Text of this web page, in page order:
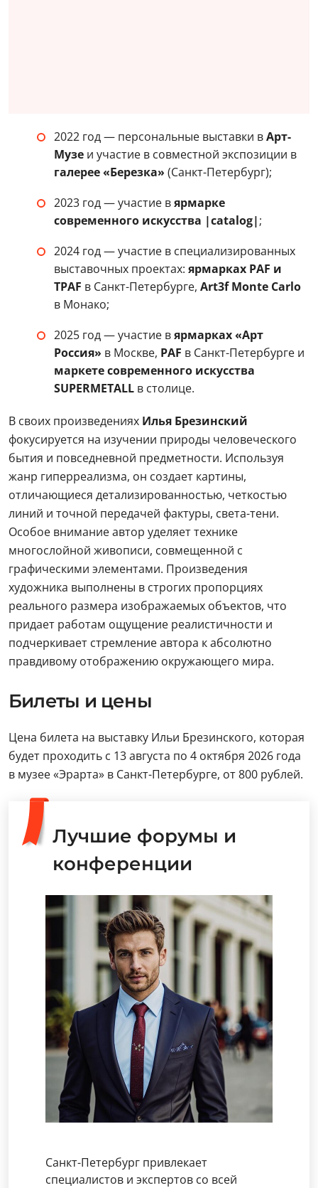
2022 год — персональные выставки вАрт-
Музе и участие в совместной экспозиции в
галерее «Березка» (Санкт-Петербург);
2023 год — участие вярмарке
современного искусства |catalog|;
2024 год — участие в специализированных
выставочных проектах: ярмарках PAF и
TPAF в Санкт-Петербурге, Art3f Monte Carlo
в Монако;
2025 год — участие вярмарках «Арт
Россия» в Москве, PAF в Санкт-Петербурге и
маркете современного искусства
SUPERMETALL в столице.
В своих произведениях Илья Брезинский
фокусируется на изучении природы человеческого
бытия и повседневной предметности. Используя
жанр гиперреализма, он создает картины,
отличающиеся детализированностью, четкостью
линий и точной передачей фактуры, света-тени.
Особое внимание автор уделяет технике
многослойной живописи, совмещенной с
графическими элементами. Произведения
художника выполнены в строгих пропорциях
реального размера изображаемых объектов, что
придает работам ощущение реалистичности и
подчеркивает стремление автора к абсолютно
правдивому отображению окружающего мира.
Билеты и цены
Цена билета на выставку Ильи Брезинского, которая
будет проходить с 13 августа по 4 октября 2026 года
в музее «Эрарта» в Санкт-Петербурге, от 800 рублей.
Лучшие форумы и
конференции
Санкт-Петербург привлекает
специалистов и экспертов со всей